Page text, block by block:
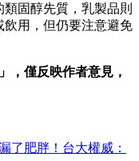
固醇先質，乳製品則
用，但仍要注意避免
」，僅反映作者意見，
了肥胖！台大權威：